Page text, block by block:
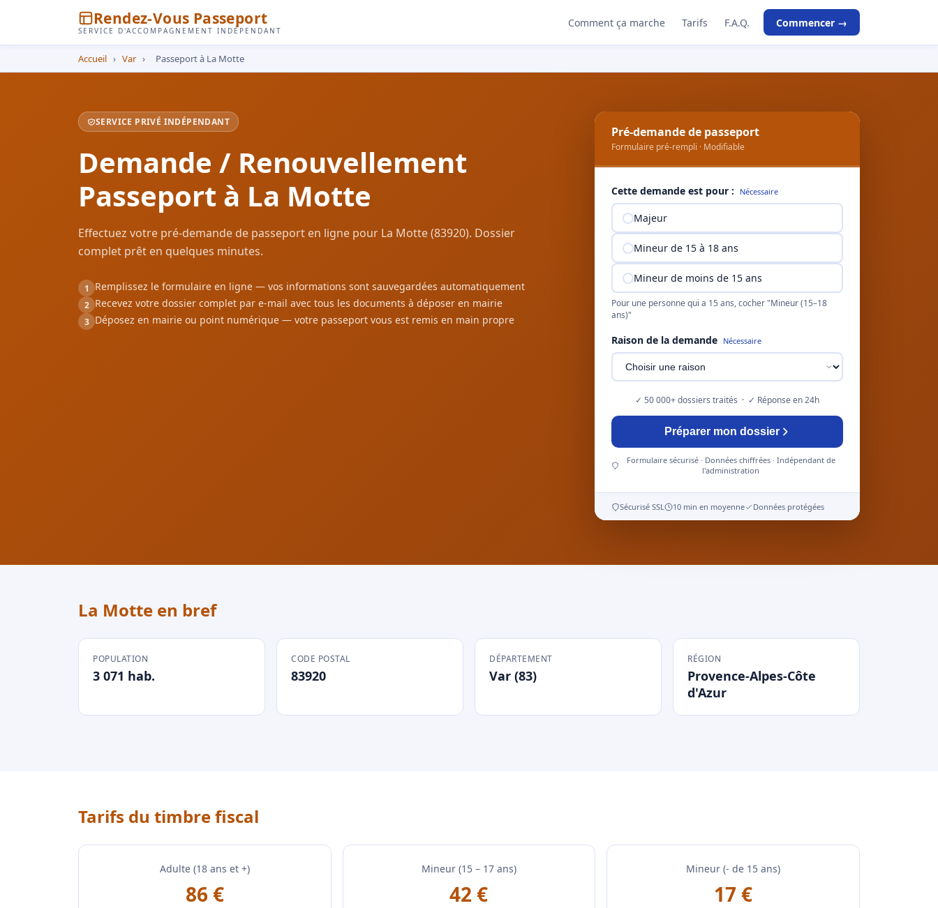
Rendez-Vous Passeport
SERVICE D'ACCOMPAGNEMENT INDÉPENDANT
Comment ça marche Tarifs F.A.Q. Commencer →
Accueil › Var › Passeport à La Motte
SERVICE PRIVÉ INDÉPENDANT
Demande / Renouvellement
Passeport à La Motte
Effectuez votre pré-demande de passeport en ligne pour La Motte (83920). Dossier
complet prêt en quelques minutes.
1 Remplissez le formulaire en ligne — vos informations sont sauvegardées automatiquement
2 Recevez votre dossier complet par e-mail avec tous les documents à déposer en mairie
3 Déposez en mairie ou point numérique — votre passeport vous est remis en main propre
Pré-demande de passeport
Formulaire pré-rempli · Modifiable
Cette demande est pour : Nécessaire
Majeur
Mineur de 15 à 18 ans
Mineur de moins de 15 ans
Pour une personne qui a 15 ans, cocher "Mineur (15–18
ans)"
Raison de la demande Nécessaire
✓ 50 000+ dossiers traités · ✓ Réponse en 24h
Préparer mon dossier
Formulaire sécurisé · Données chiffrées · Indépendant de
l'administration
Sécurisé SSL 10 min en moyenne Données protégées
La Motte en bref
POPULATION
3 071 hab.
CODE POSTAL
83920
DÉPARTEMENT
Var (83)
RÉGION
Provence-Alpes-Côte
d'Azur
Tarifs du timbre fiscal
Adulte (18 ans et +)
86 €
Mineur (15 – 17 ans)
42 €
Mineur (- de 15 ans)
17 €